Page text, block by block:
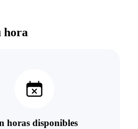
hora
horas disponibles